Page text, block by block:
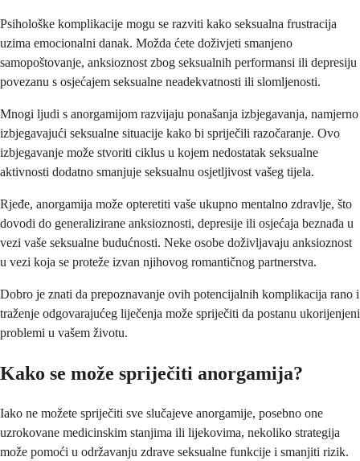
Psihološke komplikacije mogu se razviti kako seksualna frustracija
uzima emocionalni danak. Možda ćete doživjeti smanjeno
samopoštovanje, anksioznost zbog seksualnih performansi ili depresiju
povezanu s osjećajem seksualne neadekvatnosti ili slomljenosti.
Mnogi ljudi s anorgamijom razvijaju ponašanja izbjegavanja, namjerno
izbjegavajući seksualne situacije kako bi spriječili razočaranje. Ovo
izbjegavanje može stvoriti ciklus u kojem nedostatak seksualne
aktivnosti dodatno smanjuje seksualnu osjetljivost vašeg tijela.
Rjeđe, anorgamija može opteretiti vaše ukupno mentalno zdravlje, što
dovodi do generalizirane anksioznosti, depresije ili osjećaja beznađa u
vezi vaše seksualne budućnosti. Neke osobe doživljavaju anksioznost
u vezi koja se proteže izvan njihovog romantičnog partnerstva.
Dobro je znati da prepoznavanje ovih potencijalnih komplikacija rano i
traženje odgovarajućeg liječenja može spriječiti da postanu ukorijenjeni
problemi u vašem životu.
Kako se može spriječiti anorgamija?
Iako ne možete spriječiti sve slučajeve anorgamije, posebno one
uzrokovane medicinskim stanjima ili lijekovima, nekoliko strategija
može pomoći u održavanju zdrave seksualne funkcije i smanjiti rizik.